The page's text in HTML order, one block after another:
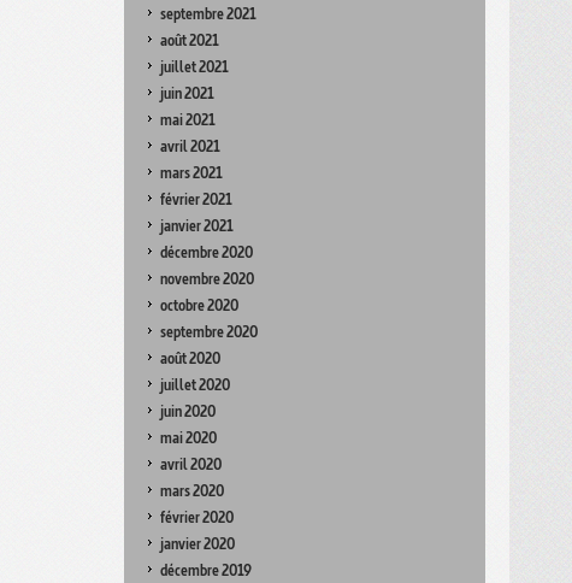
septembre 2021
août 2021
juillet 2021
juin 2021
mai 2021
avril 2021
mars 2021
février 2021
janvier 2021
décembre 2020
novembre 2020
octobre 2020
septembre 2020
août 2020
juillet 2020
juin 2020
mai 2020
avril 2020
mars 2020
février 2020
janvier 2020
décembre 2019